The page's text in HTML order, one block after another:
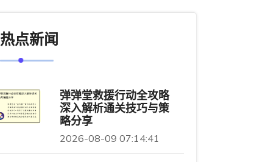
热点新闻
弹弹堂救援行动全攻略
深入解析通关技巧与策
略分享
2026-08-09 07:14:41